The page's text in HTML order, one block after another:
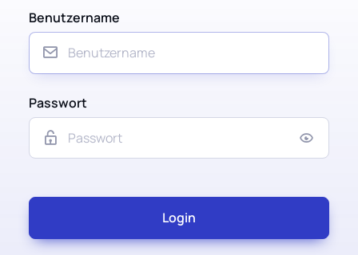
Benutzername
Passwort
Login